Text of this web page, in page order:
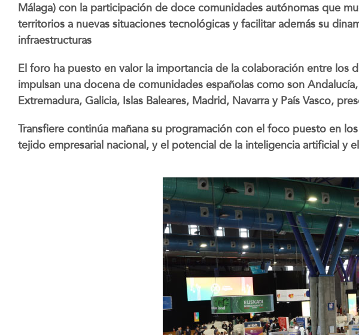
Málaga) con la participación de doce comunidades autónomas que
territorios a nuevas situaciones tecnológicas y facilitar además su
infraestructuras
El foro ha puesto en valor la importancia de la colaboración entre
impulsan una docena de comunidades españolas como son
Extremadura, Galicia, Islas Baleares, Madrid, Navarra y País Vasco,
Transfiere continúa mañana su programación con el foco puesto en
tejido empresarial nacional, y el potencial de la inteligencia artificial y el